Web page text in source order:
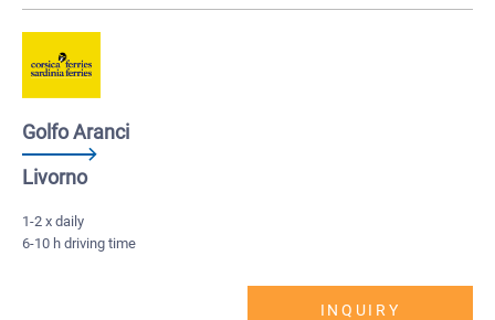
Golfo Aranci
Livorno
1-2 x daily
6-10 h driving time
INQUIRY